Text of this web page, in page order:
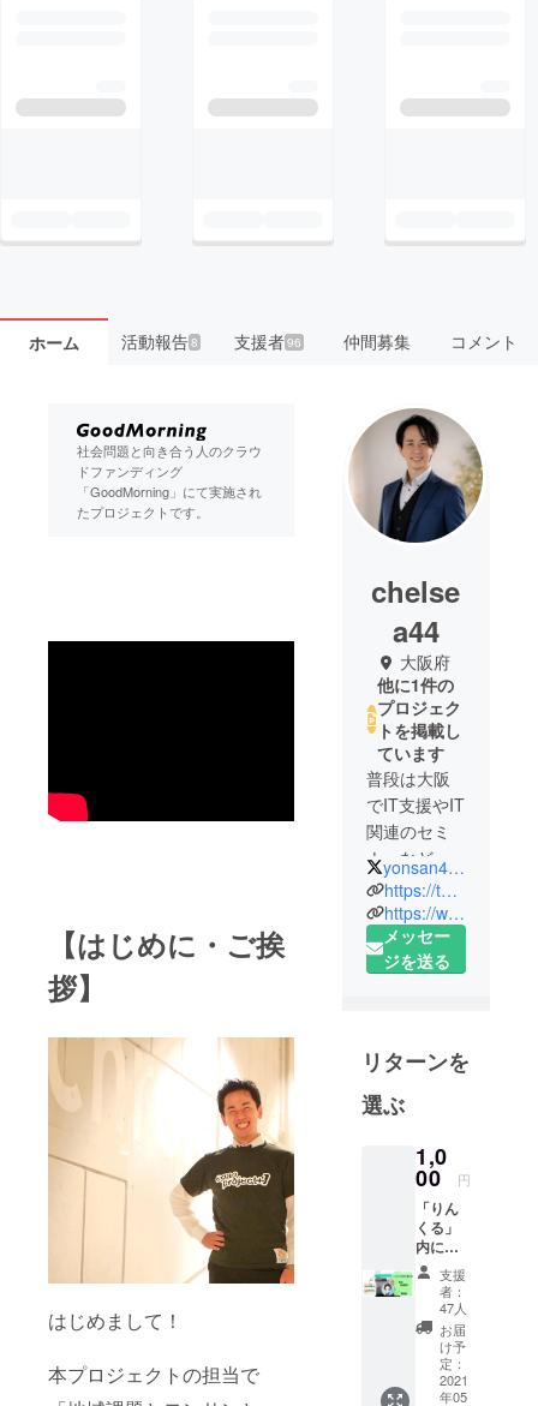
ホーム 活動報告8 支援者96 仲間募集 コメント
社会問題と向き合う人のクラウ
ドファンディング
「GoodMorning」にて実施され
たプロジェクトです。
【はじめに・ご挨
拶】
はじめまして！
本プロジェクトの担当で
chelse
a44
大阪府
他に1件の
プロジェク
トを掲載し
ています
普段は大阪
でIT支援やIT
関連のセミ
ナーなどに
関わってお
ります。
これまで、
齢福祉、障
がい福祉、
デモクラ
ティックス
クールなど
様々な事に
関わってき
ました。
その中で見
えてきた事
課題は山ほ
yonsan434343
https://twitter.com/Chiiki43
https://www.facebook.com/Linkurosaka/
メッセー
ジを送る
リターンを
選ぶ
1,0
00 円
「りん
くる」
内に
て、称
号「応
援者」
を使え
るよう
になり
ます。
地域支
支援
者：
47人
お届
け予
定：
2021
年05